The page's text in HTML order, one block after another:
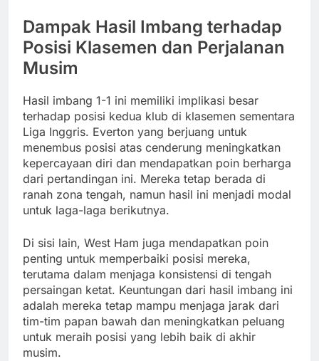
Dampak Hasil Imbang terhadap
Posisi Klasemen dan Perjalanan
Musim
Hasil imbang 1-1 ini memiliki implikasi besar
terhadap posisi kedua klub di klasemen sementara
Liga Inggris. Everton yang berjuang untuk
menembus posisi atas cenderung meningkatkan
kepercayaan diri dan mendapatkan poin berharga
dari pertandingan ini. Mereka tetap berada di
ranah zona tengah, namun hasil ini menjadi modal
untuk laga-laga berikutnya.
Di sisi lain, West Ham juga mendapatkan poin
penting untuk memperbaiki posisi mereka,
terutama dalam menjaga konsistensi di tengah
persaingan ketat. Keuntungan dari hasil imbang ini
adalah mereka tetap mampu menjaga jarak dari
tim-tim papan bawah dan meningkatkan peluang
untuk meraih posisi yang lebih baik di akhir
musim.